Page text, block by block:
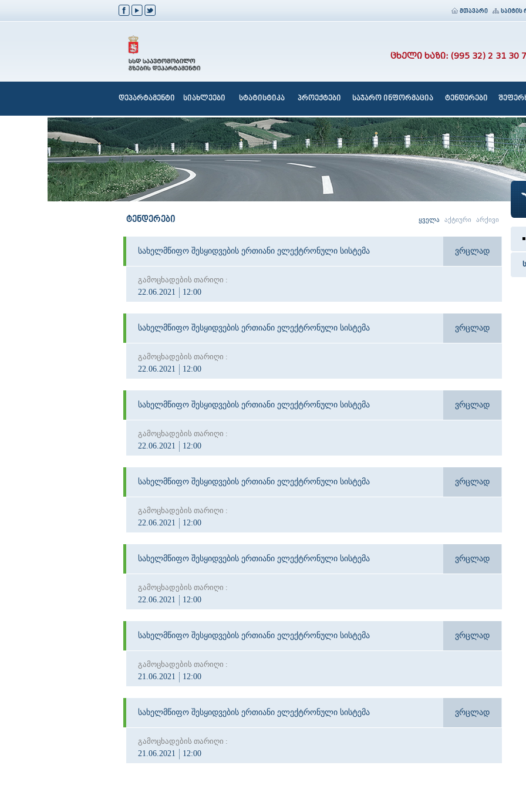
მთავარი საიტის
ცხელი ხაზი: (995 32) 2 31 30
დეპარტამენტი სიახლეები სტატისტიკა პროექტები საჯარო ინფორმაცია ტენდერები
ტენდერები ყველა აქტიური არქივი
სახელმწიფო შესყიდვების ერთიანი ელექტრონული სისტემა ვრცლად
გამოცხადების თარიღი :
22.06.2021
12:00
სახელმწიფო შესყიდვების ერთიანი ელექტრონული სისტემა ვრცლად
გამოცხადების თარიღი :
22.06.2021
12:00
სახელმწიფო შესყიდვების ერთიანი ელექტრონული სისტემა ვრცლად
გამოცხადების თარიღი :
22.06.2021
12:00
სახელმწიფო შესყიდვების ერთიანი ელექტრონული სისტემა ვრცლად
გამოცხადების თარიღი :
22.06.2021
12:00
სახელმწიფო შესყიდვების ერთიანი ელექტრონული სისტემა ვრცლად
გამოცხადების თარიღი :
22.06.2021
12:00
სახელმწიფო შესყიდვების ერთიანი ელექტრონული სისტემა ვრცლად
გამოცხადების თარიღი :
21.06.2021
12:00
სახელმწიფო შესყიდვების ერთიანი ელექტრონული სისტემა ვრცლად
გამოცხადების თარიღი :
21.06.2021
12:00